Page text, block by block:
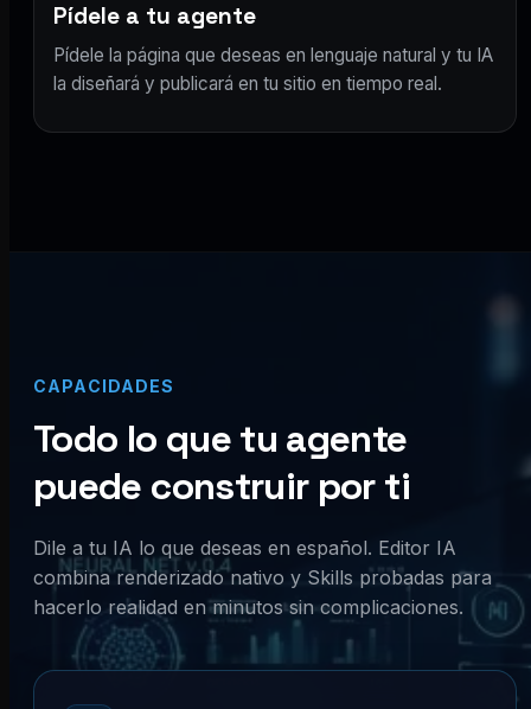
Pídele a tu agente
Pídele la página que deseas en lenguaje natural y tu IA
la diseñará y publicará en tu sitio en tiempo real.
CAPACIDADES
Todo lo que tu agente
puede construir por ti
Dile a tu IA lo que deseas en español. Editor IA
combina renderizado nativo y Skills probadas para
hacerlo realidad en minutos sin complicaciones.